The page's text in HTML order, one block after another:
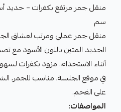
سم
منقل جمر عملي ومرتب لعشاق
الحديد المتين باللون الأسود مع
أثناء الاستخدام. مزود بكفرات
في موقع الجلسة، مناسب للجمر،
على الفحم.
المواصفات: